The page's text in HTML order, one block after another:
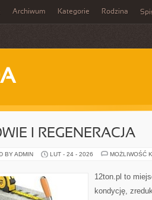
Archiwum Kategorie Rodzina
I REGENERACJA
BY ADMIN LUT - 24 - 2026 MOŻLIWOŚĆ
12ton.pl to
kondycję,